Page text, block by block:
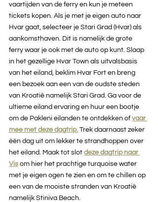
vaartijden van de ferry en kun je meteen
tickets kopen. Als je met je eigen auto naar
Hvar gaat, selecteer je Stari Grad (Hvar) als
aankomsthaven. Dit is namelijk de grote
ferry waar je ook met de auto op kunt. Slaap
in het gezellige Hvar Town als uitvalsbasis
van het eiland, beklim Hvar Fort en breng
een bezoek aan een van de oudste steden
van Kroatië namelijk Stari Grad. Ga voor de
ultieme eiland ervaring en huur een bootje
om de Pakleni eilanden te ontdekken of vaar
mee met deze dagtrip. Trek daarnaast zeker
één dag uit om lekker te strandhoppen over
het eiland. Maak tot slot deze dagtrip naar
Vis om hier het prachtige turquoise water
met je eigen ogen te zien en om te chillen op
een van de mooiste stranden van Kroatië
namelijk Stiniva Beach.